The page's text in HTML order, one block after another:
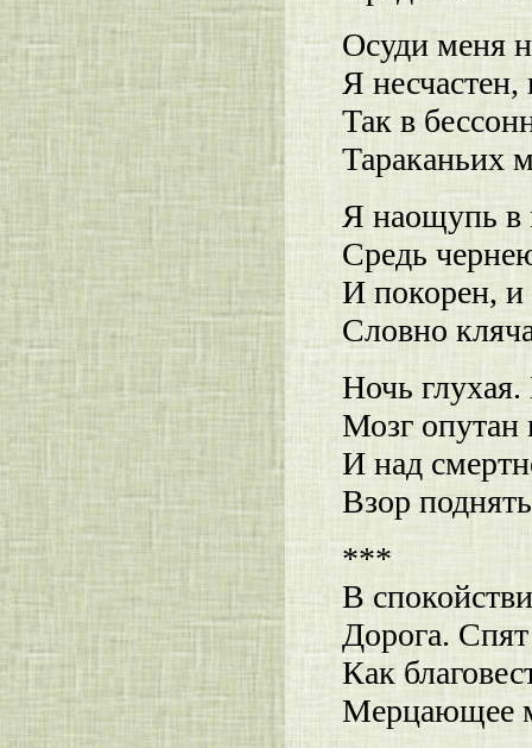
Осуди меня
Я
Так в
Тараканьих
Я наощупь в
Средь
И покорен, и
Словно
Ночь глухая.
Мозг опутан
И над
Взор
***
В
Дорога.
Как
Мерцающее